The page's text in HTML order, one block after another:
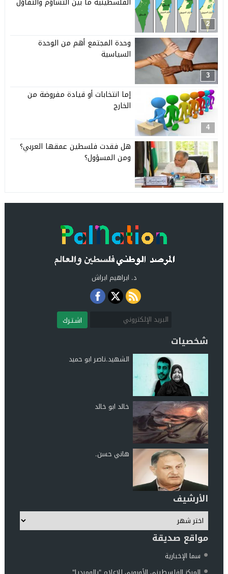
2
3
وحدة المجتمع أهم من الوحدة
السياسية
4
إما انتخابات أو قيادة مفروضة من
الخارج
5
هل فقدت فلسطين عمقها العربي؟
ومن المسؤول؟
د. ابراهيم ابراش
اشـتـرك
شخصيات
الشهيد.ناصر ابو حميد
خالد ابو خالد
هاني حسن.
الأرشيف
مواقع صديقة
سما الإخبارية